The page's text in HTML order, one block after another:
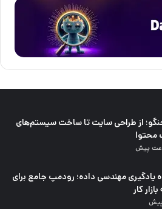
جنگو؛ از طراحی سایت تا ساخت سیستم‌های
محتوا
یادگیری مهندسی داده؛ رودمپ جامع برای
کار